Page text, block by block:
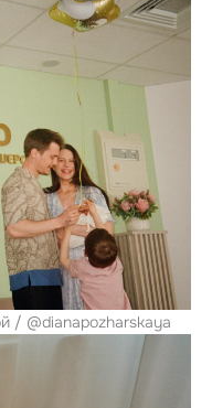
/ @dianapozharskaya